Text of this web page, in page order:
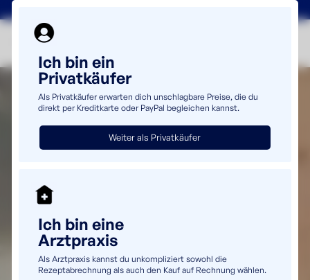
Ich bin ein
Privatkäufer
Als Privatkäufer erwarten dich unschlagbare Preise, die du
direkt per Kreditkarte oder PayPal begleichen kannst.
Weiter als Privatkäufer
Ich bin eine
Arztpraxis
Als Arztpraxis kannst du unkompliziert sowohl die
Rezeptabrechnung als auch den Kauf auf Rechnung wählen.